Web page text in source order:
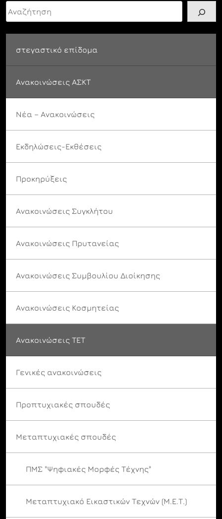
Αναζήτηση
στεγαστικό επίδομα
Ανακοινώσεις ΑΣΚΤ
Νέα – Ανακοινώσεις
Εκδηλώσεις-Εκθέσεις
Προκηρύξεις
Ανακοινώσεις Συγκλήτου
Ανακοινώσεις Πρυτανείας
Ανακοινώσεις Συμβουλίου Διοίκησης
Ανακοινώσεις Κοσμητείας
Ανακοινώσεις ΤΕΤ
Γενικές ανακοινώσεις
Προπτυχιακές σπουδές
Μεταπτυχιακές σπουδές
ΠΜΣ "Ψηφιακές Μορφές Τέχνης"
Μεταπτυχιακό Εικαστικών Τεχνών (Μ.Ε.Τ.)